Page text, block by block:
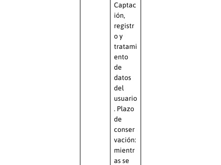
Captac
ión,
registr
o y
tratami
ento
de
datos
del
usuario
. Plazo
de
conser
vación:
mientr
as se